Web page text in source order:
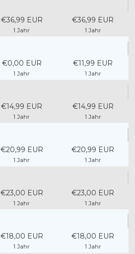
€36,99 EUR
1 Jahr
€36,99 EUR
1 Jahr
€0,00 EUR
1 Jahr
€11,99 EUR
1 Jahr
€14,99 EUR
1 Jahr
€14,99 EUR
1 Jahr
€20,99 EUR
1 Jahr
€20,99 EUR
1 Jahr
€23,00 EUR
1 Jahr
€23,00 EUR
1 Jahr
€18,00 EUR
1 Jahr
€18,00 EUR
1 Jahr